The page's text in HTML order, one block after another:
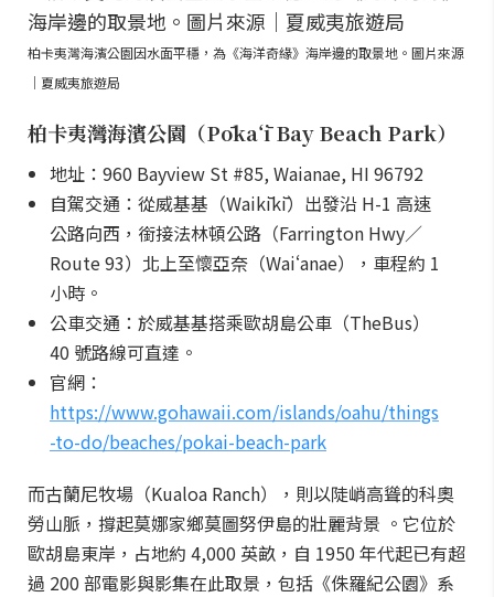
柏卡夷灣海濱公園因水面平穩，為《海洋奇緣》海岸邊的取景地。圖片來源
｜夏威夷旅遊局
柏卡夷灣海濱公園（Pōkaʻī Bay Beach Park）
地址：960 Bayview St #85, Waianae, HI 96792
自駕交通：從威基基（Waikīkī）出發沿 H-1 高速
公路向西，銜接法林頓公路（Farrington Hwy／
Route 93）北上至懷亞奈（Waiʻanae），車程約 1
小時。
公車交通：於威基基搭乘歐胡島公車（TheBus）
40 號路線可直達。
官網：
https://www.gohawaii.com/islands/oahu/things
-to-do/beaches/pokai-beach-park
而古蘭尼牧場（Kualoa Ranch），則以陡峭高聳的科奧
勞山脈，撐起莫娜家鄉莫圖努伊島的壯麗背景 。它位於
歐胡島東岸，占地約 4,000 英畝，自 1950 年代起已有超
過 200 部電影與影集在此取景，包括《侏羅紀公園》系